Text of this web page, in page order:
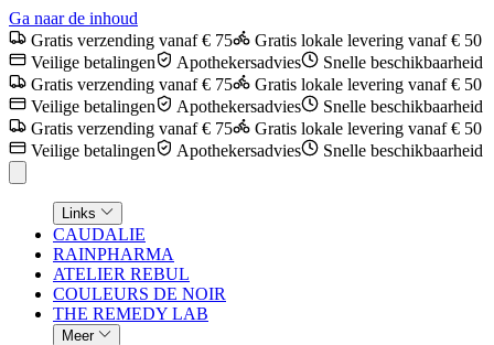
Ga naar de inhoud
Gratis verzending vanaf € 75
Gratis lokale levering vanaf € 50
Veilige betalingen
Apothekersadvies
Snelle beschikbaarheid
Gratis verzending vanaf € 75
Gratis lokale levering vanaf € 50
Veilige betalingen
Apothekersadvies
Snelle beschikbaarheid
Gratis verzending vanaf € 75
Gratis lokale levering vanaf € 50
Veilige betalingen
Apothekersadvies Snelle beschikbaarheid
Links
CAUDALIE
RAINPHARMA
ATELIER REBUL
COULEURS DE NOIR
THE REMEDY LAB
Meer